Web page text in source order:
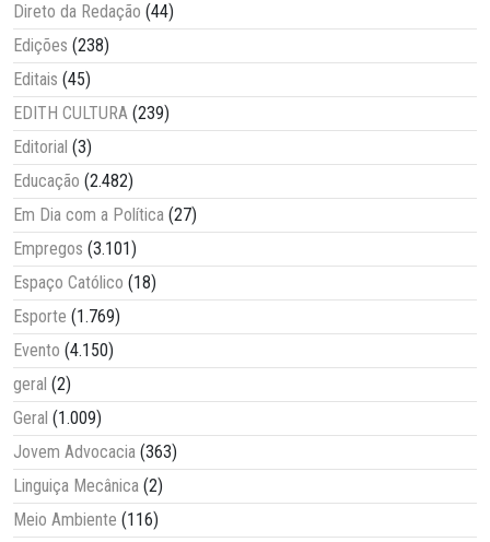
Direto da Redação (44)
Edições (238)
Editais (45)
EDITH CULTURA (239)
Editorial (3)
Educação (2.482)
Em Dia com a Política (27)
Empregos (3.101)
Espaço Católico (18)
Esporte (1.769)
Evento (4.150)
geral (2)
Geral (1.009)
Jovem Advocacia (363)
Linguiça Mecânica (2)
Meio Ambiente (116)